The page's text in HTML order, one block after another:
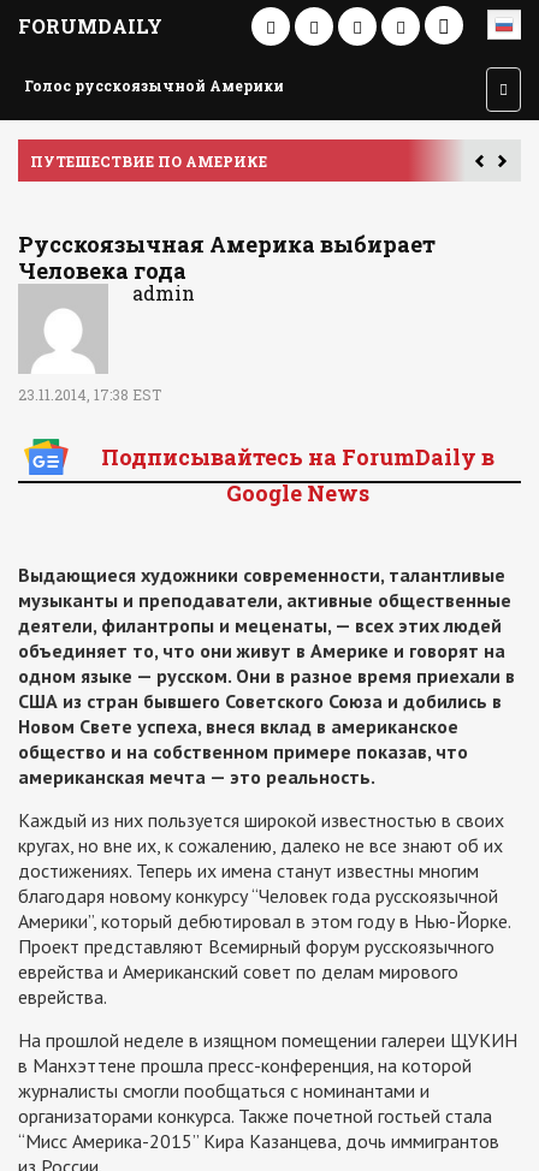
FORUMDAILY
Голос русскоязычной Америки
ПУТЕШЕСТВИЕ ПО АМЕРИКЕ
Русскоязычная Америка выбирает
Человека года
admin
23.11.2014, 17:38 EST
Подписывайтесь на ForumDaily в
Google News
Выдающиеся художники современности, талантливые
музыканты и преподаватели, активные общественные
деятели, филантропы и меценаты, — всех этих людей
объединяет то, что они живут в Америке и говорят на
одном языке — русском. Они в разное время приехали в
США из стран бывшего Советского Союза и добились в
Новом Свете успеха, внеся вклад в американское
общество и на собственном примере показав, что
американская мечта — это реальность.
Каждый из них пользуется широкой известностью в своих
кругах, но вне их, к сожалению, далеко не все знают об их
достижениях. Теперь их имена станут известны многим
благодаря новому конкурсу “Человек года русскоязычной
Aмерики”, который дебютировал в этом году в Нью-Йорке.
Проект представляют Всемирный форум русскоязычного
еврейства и Американский совет по делам мирового
еврейства.
На прошлой неделе в изящном помещении галереи ЩУКИН
в Манхэттене прошла пресс-конференция, на которой
журналисты смогли пообщаться с номинантами и
организаторами конкурса. Также почетной гостьей стала
“Мисс Америка-2015” Кира Казанцева, дочь иммигрантов
из России.